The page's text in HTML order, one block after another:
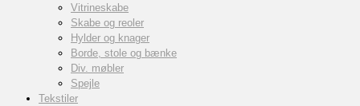
Vitrineskabe
Skabe og reoler
Hylder og knager
Borde, stole og bænke
Div. møbler
Spejle
Tekstiler